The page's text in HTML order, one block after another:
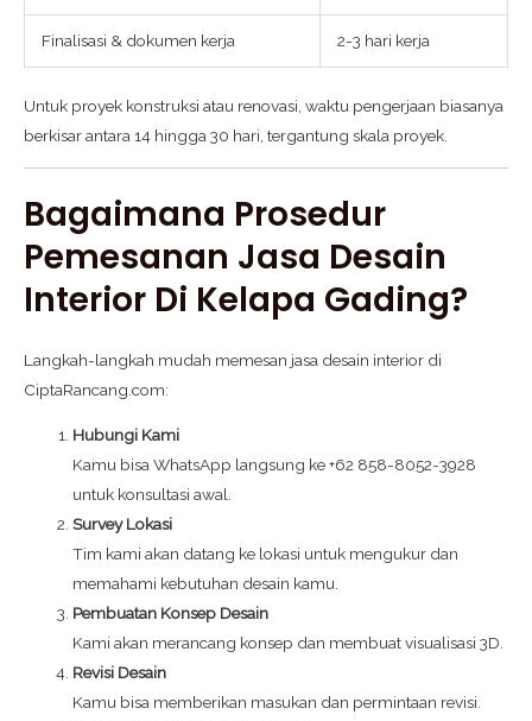
Finalisasi & dokumen kerja 2-3 hari kerja
Untuk proyek konstruksi atau renovasi, waktu pengerjaan biasanya
berkisar antara 14 hingga 30 hari, tergantung skala proyek.
Bagaimana Prosedur
Pemesanan Jasa Desain
Interior Di Kelapa Gading?
Langkah-langkah mudah memesan jasa desain interior di
CiptaRancang.com:
Hubungi Kami
Kamu bisa WhatsApp langsung ke +62 858-8052-3928
untuk konsultasi awal.
Survey Lokasi
Tim kami akan datang ke lokasi untuk mengukur dan
memahami kebutuhan desain kamu.
Pembuatan Konsep Desain
Kami akan merancang konsep dan membuat visualisasi 3D.
Revisi Desain
Kamu bisa memberikan masukan dan permintaan revisi.